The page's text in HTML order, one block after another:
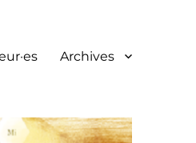
Archives